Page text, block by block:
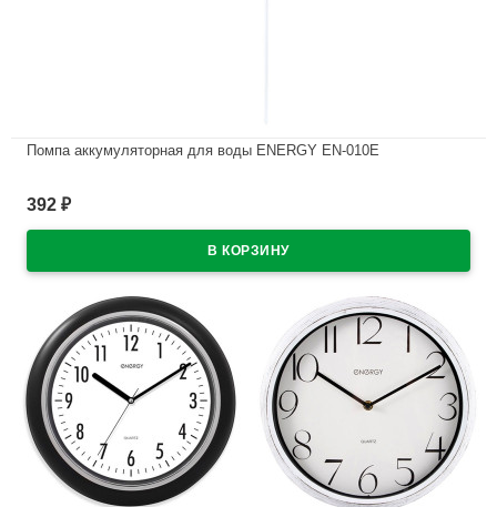
Помпа аккумуляторная для воды ENERGY EN-010E
392 ₽